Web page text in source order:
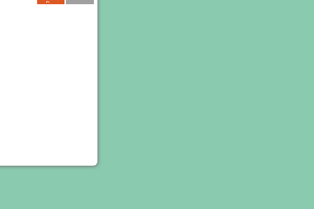
Day